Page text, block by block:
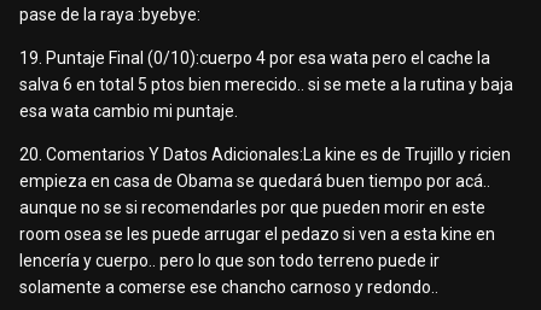
pase de la raya :byebye:
19. Puntaje Final (0/10):cuerpo 4 por esa wata pero el cache la
salva 6 en total 5 ptos bien merecido.. si se mete a la rutina y baja
esa wata cambio mi puntaje.
20. Comentarios Y Datos Adicionales:La kine es de Trujillo y ricien
empieza en casa de Obama se quedará buen tiempo por acá..
aunque no se si recomendarles por que pueden morir en este
room osea se les puede arrugar el pedazo si ven a esta kine en
lencería y cuerpo.. pero lo que son todo terreno puede ir
solamente a comerse ese chancho carnoso y redondo..